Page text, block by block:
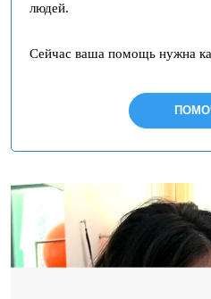
людей.
Сейчас ваша помощь нужна